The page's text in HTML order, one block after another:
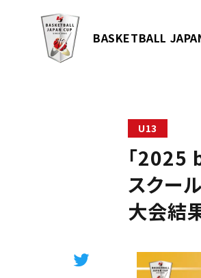
BASKETBALL
U13
「
スクー
大会結